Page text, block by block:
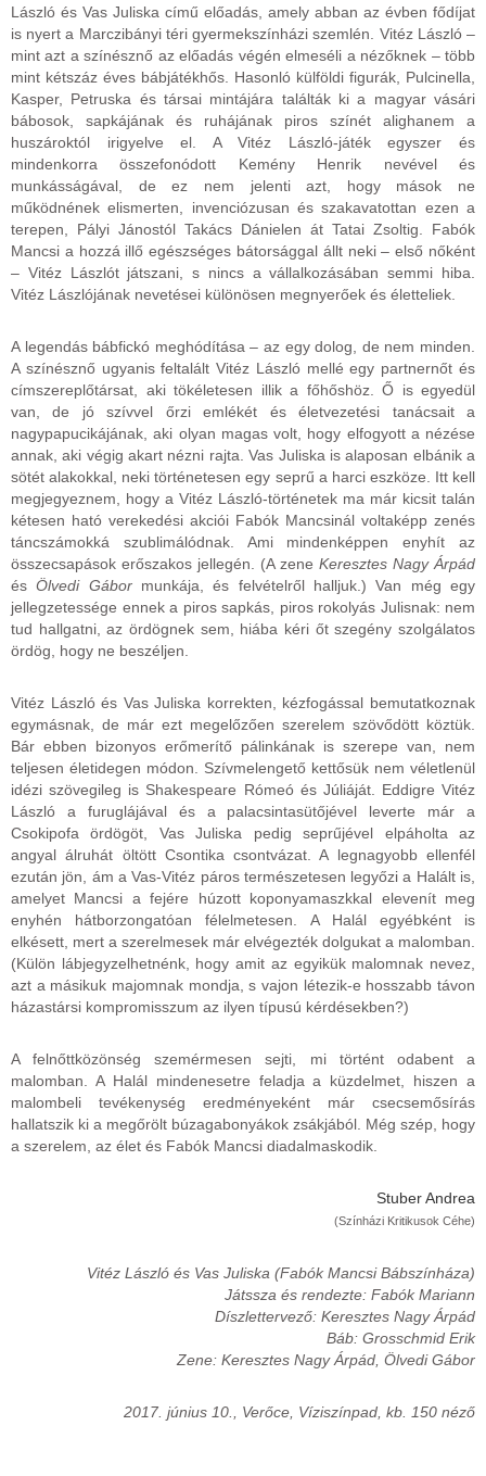
László és Vas Juliska című előadás, amely abban az évben fődíjat
is nyert a Marczibányi téri gyermekszínházi szemlén. Vitéz László –
mint azt a színésznő az előadás végén elmeséli a nézőknek – több
mint kétszáz éves bábjátékhős. Hasonló külföldi figurák, Pulcinella,
Kasper, Petruska és társai mintájára találták ki a magyar vásári
bábosok, sapkájának és ruhájának piros színét alighanem a
huszároktól irigyelve el. A Vitéz László-játék egyszer és
mindenkorra összefonódott Kemény Henrik nevével és
munkásságával, de ez nem jelenti azt, hogy mások ne
működnének elismerten, invenciózusan és szakavatottan ezen a
terepen, Pályi Jánostól Takács Dánielen át Tatai Zsoltig. Fabók
Mancsi a hozzá illő egészséges bátorsággal állt neki – első nőként
– Vitéz Lászlót játszani, s nincs a vállalkozásában semmi hiba.
Vitéz Lászlójának nevetései különösen megnyerőek és életteliek.
A legendás bábfickó meghódítása – az egy dolog, de nem minden.
A színésznő ugyanis feltalált Vitéz László mellé egy partnernőt és
címszereplőtársat, aki tökéletesen illik a főhőshöz. Ő is egyedül
van, de jó szívvel őrzi emlékét és életvezetési tanácsait a
nagypapucikájának, aki olyan magas volt, hogy elfogyott a nézése
annak, aki végig akart nézni rajta. Vas Juliska is alaposan elbánik a
sötét alakokkal, neki történetesen egy seprű a harci eszköze. Itt kell
megjegyeznem, hogy a Vitéz László-történetek ma már kicsit talán
kétesen ható verekedési akciói Fabók Mancsinál voltaképp zenés
táncszámokká szublimálódnak. Ami mindenképpen enyhít az
összecsapások erőszakos jellegén. (A zene Keresztes Nagy Árpád
ésÖlvedi Gábormunkája, és felvételről halljuk.) Van még egy
jellegzetessége ennek a piros sapkás, piros rokolyás Julisnak: nem
tud hallgatni, az ördögnek sem, hiába kéri őt szegény szolgálatos
ördög, hogy ne beszéljen.
Vitéz László és Vas Juliska korrekten, kézfogással bemutatkoznak
egymásnak, de már ezt megelőzően szerelem szövődött köztük.
Bár ebben bizonyos erőmerítő pálinkának is szerepe van, nem
teljesen életidegen módon. Szívmelengető kettősük nem véletlenül
idézi szövegileg is Shakespeare Rómeó és Júliáját. Eddigre Vitéz
László a furuglájával és a palacsintasütőjével leverte már a
Csokipofa ördögöt, Vas Juliska pedig seprűjével elpáholta az
angyal álruhát öltött Csontika csontvázat. A legnagyobb ellenfél
ezután jön, ám a Vas-Vitéz páros természetesen legyőzi a Halált is,
amelyet Mancsi a fejére húzott koponyamaszkkal elevenít meg
enyhén hátborzongatóan félelmetesen. A Halál egyébként is
elkésett, mert a szerelmesek már elvégezték dolgukat a malomban.
(Külön lábjegyzelhetnénk, hogy amit az egyikük malomnak nevez,
azt a másikuk majomnak mondja, s vajon létezik-e hosszabb távon
házastársi kompromisszum az ilyen típusú kérdésekben?)
A felnőttközönség szemérmesen sejti, mi történt odabent a
malomban. A Halál mindenesetre feladja a küzdelmet, hiszen a
malombeli tevékenység eredményeként már csecsemősírás
hallatszik ki a megőrölt búzagabonyákok zsákjából. Még szép, hogy
a szerelem, az élet és Fabók Mancsi diadalmaskodik.
Stuber Andrea
(Színházi Kritikusok Céhe)
Vitéz László és Vas Juliska (Fabók Mancsi Bábszínháza)
Játssza és rendezte: Fabók Mariann
Díszlettervező: Keresztes Nagy Árpád
Báb: Grosschmid Erik
Zene: Keresztes Nagy Árpád, Ölvedi Gábor
2017. június 10., Verőce, Víziszínpad, kb. 150 néző